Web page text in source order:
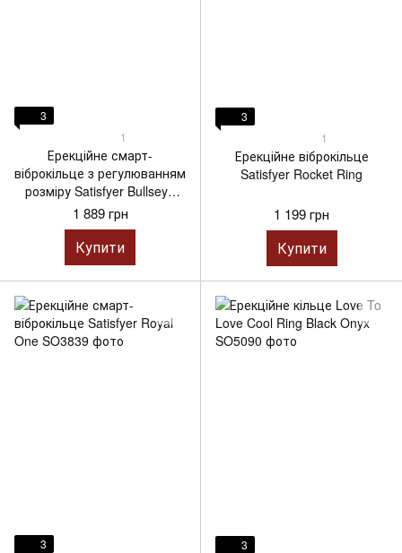
3
1
Ерекційне смарт-
віброкільце з регулюванням
розміру Satisfyer Bullseye
Dark Blue
1 889 грн
Купити
3
1
Ерекційне віброкільце
Satisfyer Rocket Ring
1 199 грн
Купити
3
3